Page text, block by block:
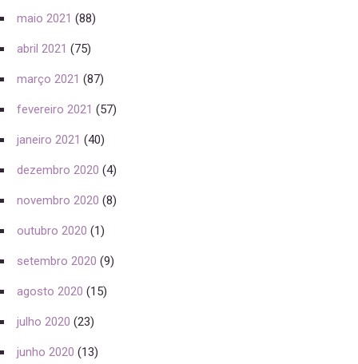
maio 2021 (88)
abril 2021 (75)
março 2021 (87)
fevereiro 2021 (57)
janeiro 2021 (40)
dezembro 2020 (4)
novembro 2020 (8)
outubro 2020 (1)
setembro 2020 (9)
agosto 2020 (15)
julho 2020 (23)
junho 2020 (13)